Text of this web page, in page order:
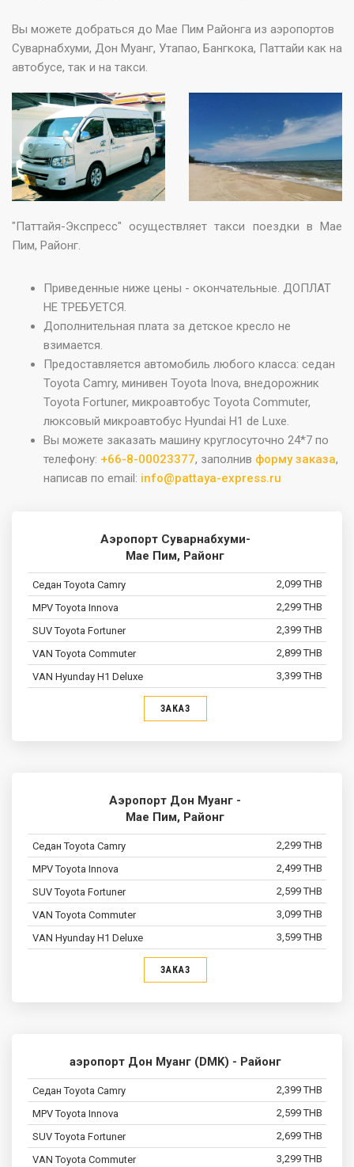
Вы можете добраться до Мае Пим Районга из аэропортов
Суварнабхуми, Дон Муанг, Утапао, Бангкока, Паттайи как на
автобусе, так и на такси.
"Паттайя-Экспресс" осуществляет такси поездки в Мае
Пим, Районг.
Приведенные ниже цены - окончательные. ДОПЛАТ
НЕ ТРЕБУЕТСЯ.
Дополнительная плата за детское кресло не
взимается.
Предоставляется автомобиль любого класса: седан
Toyota Camry, минивен Toyota Inova, внедорожник
Toyota Fortuner, микроавтобус Toyota Commuter,
люксовый микроавтобус Hyundai H1 de Luxe.
Вы можете заказать машину круглосуточно 24*7 по
телефону: +66-8-00023377, заполнив форму заказа,
написав по email: info@pattaya-express.ru
Аэропорт Суварнабхуми-
Мае Пим, Районг
2,099 THB
2,299 THB
2,399 THB
2,899 THB
3,399 THB
ЗАКАЗ
Аэропорт Дон Муанг -
Мае Пим, Районг
2,299 THB
2,499 THB
2,599 THB
3,099 THB
3,599 THB
ЗАКАЗ
аэропорт Дон Муанг (DMK) - Районг
2,399 THB
2,599 THB
2,699 THB
3,299 THB